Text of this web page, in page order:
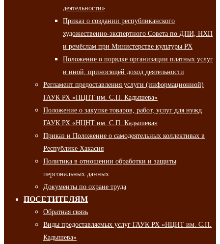
деятельности»
Приказ о создании республиканского
художественно-экспертного Совета по ДПИ, НХП
и ремёслам при Министерстве культуры РХ
Положение о порядке организации платных услуг
и иной, приносящей доход деятельности
Регламент предоставления услуги (информационной)
ГАУК РХ «НЦНТ им. С.П. Кадышева»
Положение о закупке товаров, работ, услуг для нужд
ГАУК РХ «НЦНТ им. С.П. Кадышева»
Приказ и Положение о самодеятельных коллективах в
Республике Хакасия
Политика в отношении обработки и защиты
персональных данных
Документы по охране труда
ПОСЕТИТЕЛЯМ
Обратная связь
Виды предоставляемых услуг ГАУК РХ «НЦНТ им. С.П.
Кадышева»